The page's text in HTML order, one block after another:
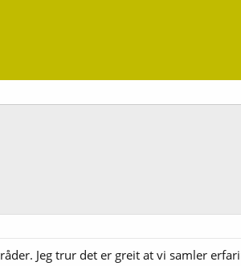
Jeg trur det er greit at vi samler